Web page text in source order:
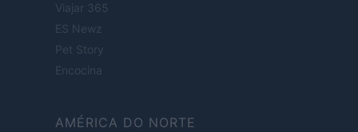
Viajar 365
ES Newz
Pet Story
Encocina
AMÉRICA DO NORTE